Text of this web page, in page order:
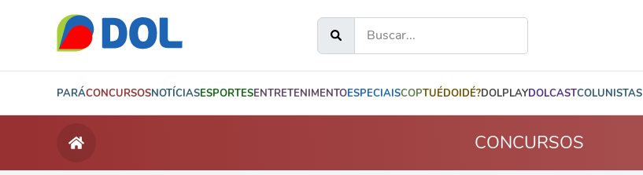
PARÁCONCURSOSNOTÍCIASESPORTESENTRETENIMENTOESPECIAISCOPTUÉDOIDÉ?DOLPLAYDOLCASTCOLUNISTAS
CONCURSOS